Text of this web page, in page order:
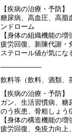
【疾病の治療・予防】
糖尿病、高血圧、高脂
ンドローム
【身体の組織機能の
疲労回復、新陳代謝・
ステロール値が気にな
——————
飲料等（飲料、酒類、
【疾病の治療・予防】
ガン、生活習慣病、糖
のう疾患、骨粗しょう
【身体の構造機能の
疲労回復、免疫力向上